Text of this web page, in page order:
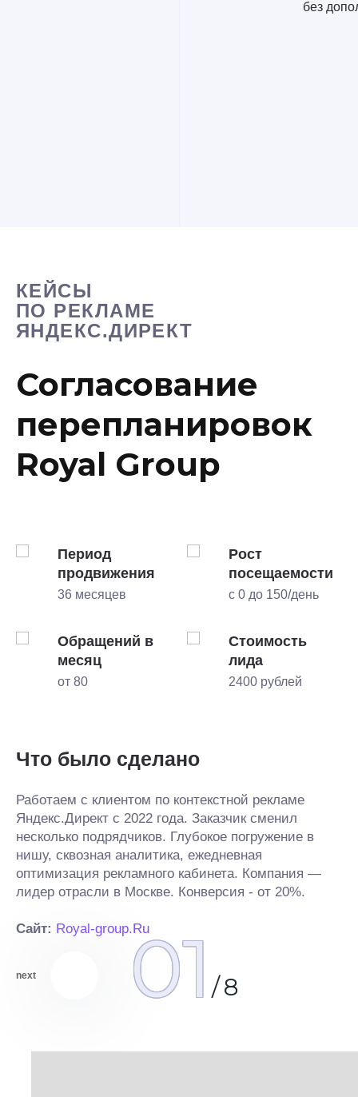
без
КЕЙСЫ
ПО РЕКЛАМЕ
ЯНДЕКС.ДИРЕКТ
Согласование
перепланировок
Royal Group
Период
продвижения
36 месяцев
Рост
посещаемости
с 0 до 150/день
Обращений в
месяц
от 80
Стоимость
лида
2400 рублей
Что было сделано
Работаем с клиентом по контекстной рекламе
Яндекс.Директ с 2022 года. Заказчик сменил
несколько подрядчиков. Глубокое погружение в
нишу, сквозная аналитика, ежедневная
оптимизация рекламного кабинета. Компания —
лидер отрасли в Москве. Конверсия - от 20%.
Сайт: Royal-group.Ru
next 01/8